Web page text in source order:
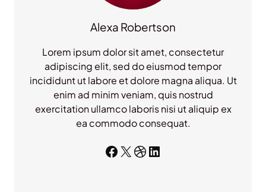
Alexa Robertson
Lorem ipsum dolor sit amet, consectetur
adipiscing elit, sed do eiusmod tempor
incididunt ut labore et dolore magna aliqua. Ut
enim ad minim veniam, quis nostrud
exercitation ullamco laboris nisi ut aliquip ex
ea commodo consequat.
Facebook X Dribbble LinkedIn